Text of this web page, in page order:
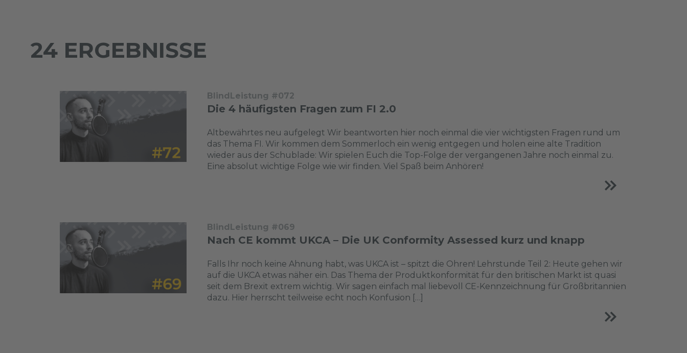
24 ERGEBNISSE
BlindLeistung #072
Die 4 häufigsten Fragen zum FI 2.0
Altbewährtes neu aufgelegt Wir beantworten hier noch einmal die vier wichtigsten Fragen rund um
das Thema FI. Wir kommen dem Sommerloch ein wenig entgegen und holen eine alte Tradition
wieder aus der Schublade: Wir spielen Euch die Top-Folge der vergangenen Jahre noch einmal zu.
Eine absolut wichtige Folge wie wir finden. Viel Spaß beim Anhören!
BlindLeistung #069
Nach CE kommt UKCA – Die UK Conformity Assessed kurz und knapp
Falls Ihr noch keine Ahnung habt, was UKCA ist – spitzt die Ohren! Lehrstunde Teil 2: Heute gehen wir
auf die UKCA etwas näher ein. Das Thema der Produktkonformität für den britischen Markt ist quasi
seit dem Brexit extrem wichtig. Wir sagen einfach mal liebevoll CE-Kennzeichnung für Großbritannien
dazu. Hier herrscht teilweise echt noch Konfusion […]